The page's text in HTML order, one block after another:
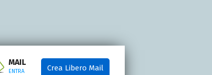
MAIL
ENTRA Crea Libero Mail